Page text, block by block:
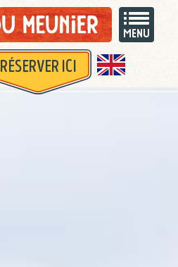
RÉSERVER ICI